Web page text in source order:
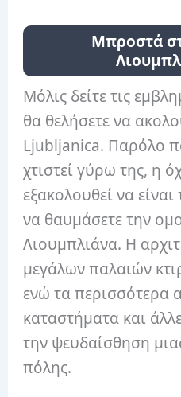
Μπροστά
Μόλις δείτε τις
θα θελήσετε να
Ljubljanica. Παρόλο
χτιστεί γύρω της, η
εξακολουθεί να
να θαυμάσετε την
Λιουμπλιάνα. Η
μεγάλων παλαιών
ενώ τα περισσότερα
καταστήματα και
την ψευδαίσθηση
πόλης.